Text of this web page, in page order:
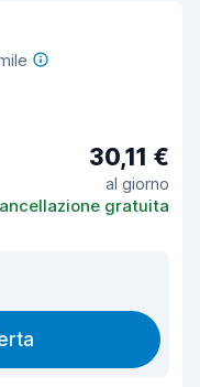
30,11 €
al giorno
gratuita